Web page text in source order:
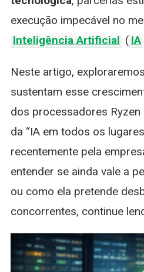
execução impecável no
Inteligência Artificial ( IA
Neste artigo,
sustentam esse
dos processadores Ryzen
da “IA em todos os
recentemente pela
entender se ainda vale a
ou como ela pretende
concorrentes, continue